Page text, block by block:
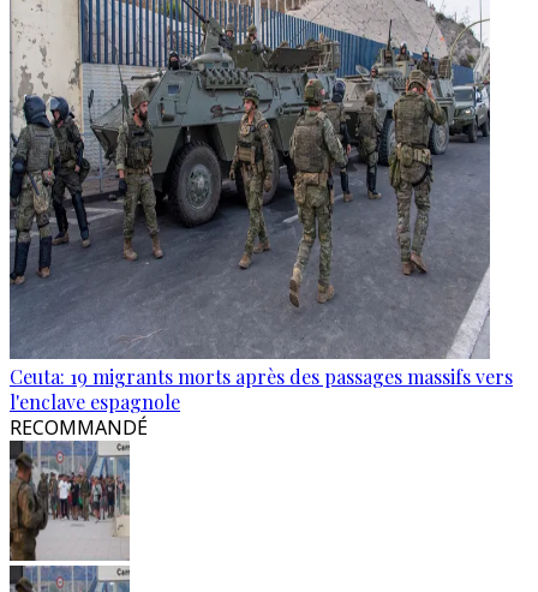
Ceuta: 19 migrants morts après des passages massifs vers
l'enclave espagnole
RECOMMANDÉ